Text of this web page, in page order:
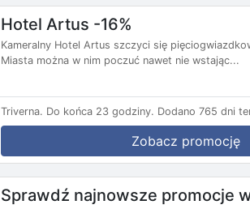
Hotel Artus -16%
Kameralny Hotel Artus szczyci się
Miasta można w nim poczuć nawet nie wstając...
Triverna. Do końca 23 godziny. Dodano 765 dni
Zobacz promocję
Sprawdź najnowsze promocje